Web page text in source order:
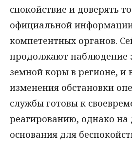
спокойствие и доверять
официальной
компетентных органов.
продолжают наблюдение
земной коры в регионе, и
изменения обстановки
службы готовы к
реагированию, однако
основания для